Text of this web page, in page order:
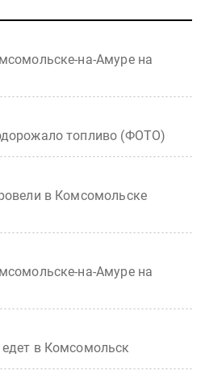
на-Амуре на
топливо (ФОТО)
в Комсомольске
на-Амуре на
в Комсомольск